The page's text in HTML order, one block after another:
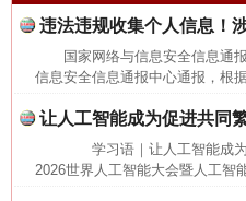
违法违规收集个人信息！
国家网络与信息安全信息
信息安全信息通报中心通报，根
让人工智能成为促进共同
学习语｜让人工智能成
2026世界人工智能大会暨人工智